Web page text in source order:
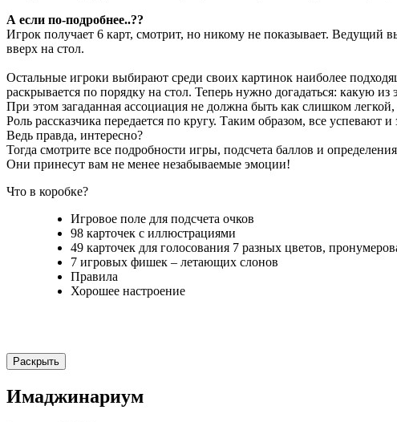
А если по-подробнее..??
Игрок получает 6 карт, смотрит, но никому не показывает.
вверх на стол.
Остальные игроки выбирают среди своих картинок наиболее
раскрывается по порядку на стол. Теперь нужно догадаться: какую
При этом загаданная ассоциация не должна быть как слишком
Роль рассказчика передается по кругу. Таким образом, все успевают
Ведь правда, интересно?
Тогда смотрите все подробности игры, подсчета баллов и
Они принесут вам не менее незабываемые эмоции!
Что в коробке?
Игровое поле для подсчета очков
98 карточек с иллюстрациями
49 карточек для голосования 7 разных цветов,
7 игровых фишек – летающих слонов
Правила
Хорошее настроение
Раскрыть
Имаджинариум